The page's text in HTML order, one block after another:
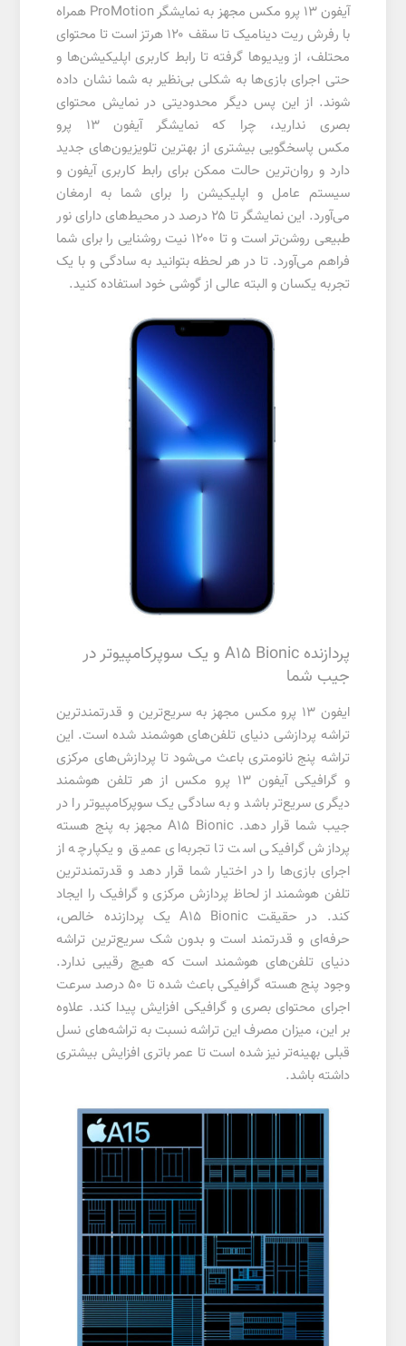
آیفون ۱۳ پرو مکس مجهز به نمایشگر ProMotion همراه
با رفرش ریت دینامیک تا سقف ۱۲۰ هرتز است تا محتوای
محتلف، از ویدیو‌ها گرفته تا رابط کاربری اپلیکیشن‌ها و
حتی اجرای بازی‌ها به شکلی بی‌نظیر به شما نشان داده
شوند. از این پس دیگر محدودیتی در نمایش محتوای
بصری ندارید، چرا که نمایشگر آیفون ۱۳ پرو
مکس پاسخگویی بیشتری از بهترین تلویزیون‌های جدید
دارد و روان‌ترین حالت ممکن برای رابط کاربری آیفون و
سیستم عامل و اپلیکیشن را برای شما به ارمغان
می‌آورد. این نمایشگر تا ۲۵ درصد در محیط‌های دارای نور
طبیعی روشن‌تر است و تا ۱۲۰۰ نیت روشنایی را برای شما
فراهم می‌آورد. تا در هر لحظه بتوانید به سادگی و با یک
تجربه یکسان و البته عالی از گوشی خود استفاده کنید.
پردازنده A15 Bionic و یک سوپرکامپیوتر در
جیب شما
ایفون ۱۳ پرو مکس مجهز به سریع‌ترین و قدرتمندترین
تراشه پردازشی دنیای تلفن‌های هوشمند شده است. این
تراشه پنج نانومتری باعث می‌شود تا پردازش‌های مرکزی
و گرافیکی آیفون ۱۳ پرو مکس از هر تلفن هوشمند
دیگری سریع‌تر باشد و به سادگی یک سوپرکامپیوتر را در
جیب شما قرار دهد. A15 Bionic مجهز به پنج هسته
پردازش گرافیکی است تا تجربه‌ای عمیق و یکپارچه از
اجرای بازی‌ها را در اختیار شما قرار دهد و قدرتمندترین
تلفن هوشمند از لحاظ پردازش مرکزی و گرافیک را ایجاد
کند. در حقیقت A15 Bionic یک پردازنده خالص،
حرفه‌ای و قدرتمند است و بدون شک سریع‌ترین تراشه
دنیای تلفن‌های هوشمند است که هیچ رقیبی ندارد.
وجود پنج هسته گرافیکی باعث شده تا ۵۰ درصد سرعت
اجرای محتوای بصری و گرافیکی افزایش پیدا کند. علاوه
بر این، میزان مصرف این تراشه نسبت به تراشه‌های نسل
قبلی بهینه‌تر نیز شده است تا عمر باتری افزایش بیشتری
داشته باشد.